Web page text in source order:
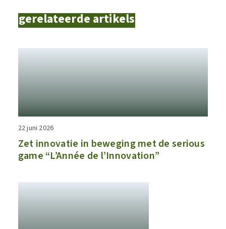
gerelateerde artikels
22 juni 2026
Zet innovatie in beweging met de serious
game “L’Année de l’Innovation”